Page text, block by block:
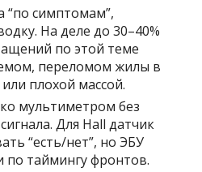
“по симптомам”,
На деле до 30–40%
по этой теме
переломом жилы в
плохой массой.
мультиметром без
Для Hall датчик
“есть/нет”, но ЭБУ
по таймингу фронтов.